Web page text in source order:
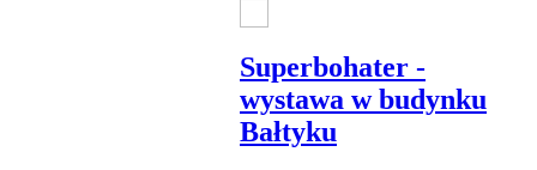
Superbohater -
wystawa w budynku
Bałtyku